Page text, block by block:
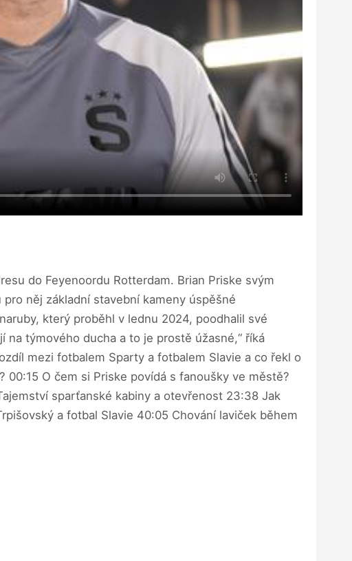
do Feyenoordu Rotterdam. Brian Priske svým
něj základní stavební kameny úspěšné
který proběhl v lednu 2024, poodhalil své
týmového ducha a to je prostě úžasné,“ říká
mezi fotbalem Sparty a fotbalem Slavie a co řekl o
O čem si Priske povídá s fanoušky ve městě?
sparťanské kabiny a otevřenost 23:38 Jak
a fotbal Slavie 40:05 Chování laviček během